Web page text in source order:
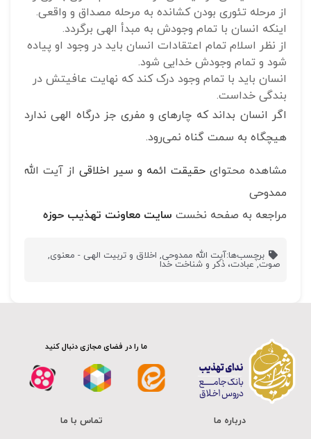
از مرحله تئوری بودن کشانده به مرحله مصداق و واقعی.
اینکه انسان با تمام وجودش به مبدأ الهی برگردد.
از نظر اسلام تمام اعتقادات انسان باید در وجود او پیاده
شود و تمام وجودش خدایی شود.
انسان باید با تمام وجود درک کند که نهایت عافیتش در
بندگی خداست.
اگر انسان بداند که چاره‎ای و مفری جز درگاه الهی ندارد
هیچگاه به سمت گناه نمی‌رود.
مشاهده محتوای حقیقت ائمه و سیر اخلاقی از آیت الله
ممدوحی
مراجعه به صفحه نخست سایت معاونت تهذیب حوزه
برچسب‌ها:آیت الله ممدوحی, اخلاق و تربیت الهی - معنوی,
صوت,عبادت، ذکر و شناخت خدا
ما را در فضای مجازی دنبال کنید
درباره ما تماس با ما